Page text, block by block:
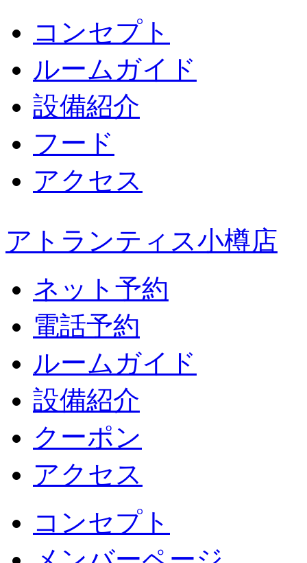
コンセプト
ルームガイド
設備紹介
フード
アクセス
アトランティス小樽店
ネット予約
電話予約
ルームガイド
設備紹介
クーポン
アクセス
コンセプト